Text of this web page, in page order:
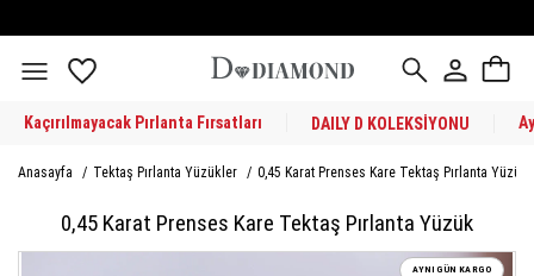
Kaçırılmayacak Pırlanta Fırsatları DAILY D KOLEKSİYONU
Anasayfa / Tektaş Pırlanta Yüzükler / 0,45 Karat Prenses Kare Tektaş Pırlanta Yüzük
0,45 Karat Prenses Kare Tektaş Pırlanta Yüzük
AYNI GÜN KARGO